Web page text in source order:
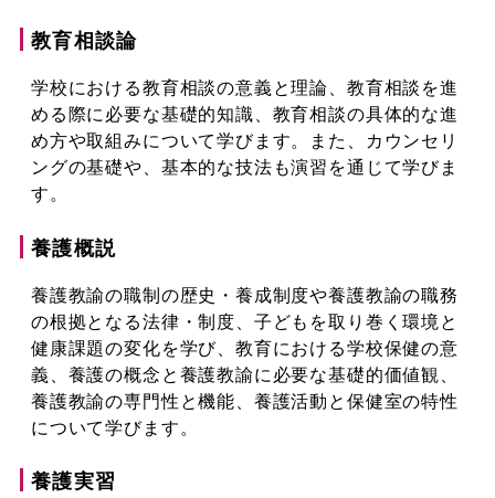
教育相談論
学校における教育相談の意義と理論、教育相談を進
める際に必要な基礎的知識、教育相談の具体的な進
め方や取組みについて学びます。また、カウンセリ
ングの基礎や、基本的な技法も演習を通じて学びま
す。
養護概説
養護教諭の職制の歴史・養成制度や養護教諭の職務
の根拠となる法律・制度、子どもを取り巻く環境と
健康課題の変化を学び、教育における学校保健の意
義、養護の概念と養護教諭に必要な基礎的価値観、
養護教諭の専門性と機能、養護活動と保健室の特性
について学びます。
養護実習